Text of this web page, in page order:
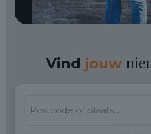
Vind jouw